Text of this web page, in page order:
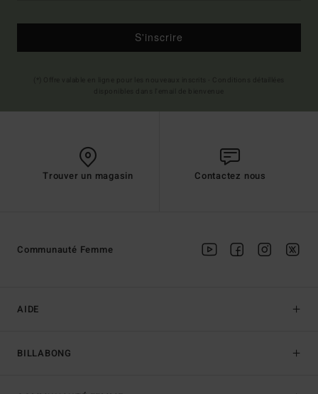
S'inscrire
Trouver un magasin Contactez nous
AIDE
BILLABONG
Communauté Femme